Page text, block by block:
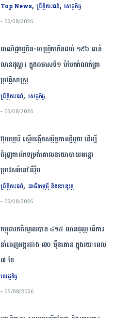
Top News,ព្រឹត្តិការណ៍,សេដ្ឋកិច្ច
• 06/08/2026
ពាណិជ្ជកម្ម​ចិន​-​អាហ្វ្រិក​កើន​ដល់​ ​១៩៦​ ​ពាន់​
លាន​ដុល្លារ​ ក្នុង​ឆមាស​ទី​១​ ​បំបែក​កំណត់ត្រា​
ប្រវត្តិសាស្ត្រ​
ព្រឹត្តិការណ៍, សេដ្ឋកិច្ច
• 06/08/2026
ប៊ុល​ហ្ការី ​ស្នើ​បង្កើត​សម្ព័ន្ធភាព​ថ្មី​មួយ ​ដើម្បី​
ជំរុញ​ការ​កែទម្រង់​គោលនយោបាយ​អន្តោ
ប្រវេសន៍​នៅអឺរ៉ុប​
ព្រឹត្តិការណ៍, អាជីវកម្មថ្មី និងនវានុវត្ត
• 06/08/2026
កម្ពុជារកចំណូលបាន ៤១៥ លានដុល្លារពីការ
នាំចេញអង្ករជាង ៧០ ម៉ឺនតោន ក្នុងរយៈពេល
៧ ខែ
សេដ្ឋកិច្ច
• 05/08/2026